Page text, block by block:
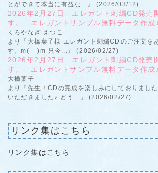
とができて本当に有益な...』 (2026/03/12)
2026年2月27日 エレガント刺繍CD発売
す。 エレガントサンプル無料データ作成
くろやなぎ えつこ
より『大橋葉子様 エレガント刺繍CDのご注文を
す。m(__)m 只今...』 (2026/02/27)
2026年2月27日 エレガント刺繍CD発売
す。 エレガントサンプル無料データ作成
大橋葉子
より『先生！CDの完成を楽しみにしておりまし
いただきました♪ どう...』 (2026/02/27)
リンク集はこちら
リンク集はこちら